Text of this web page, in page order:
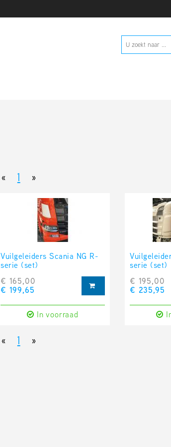
« 1 »
Vuilgeleiders Scania NG R-
serie (set)
€ 165,00
€ 199,65
In voorraad
serie (set)
€ 195,00
€ 235,95
« 1 »